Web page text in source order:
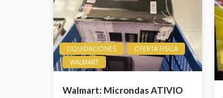
LIQUIDACIONES
OFERTA FISICA
WALMART
Walmart: Microndas ATIVIO